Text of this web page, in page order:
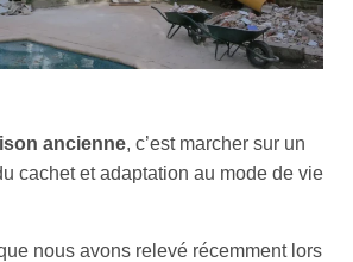
ancienne, c’est marcher sur un
cachet et adaptation au mode de vie
nous avons relevé récemment lors